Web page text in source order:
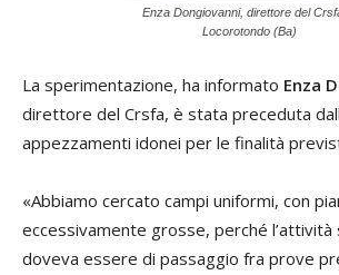
Enza Dongiovanni, direttore del
Locorotondo (Ba)
La sperimentazione, ha informato Enza
direttore del Crsfa, è stata preceduta
appezzamenti idonei per le finalità
«Abbiamo cercato campi uniformi, con
eccessivamente grosse, perché
doveva essere di passaggio fra prove